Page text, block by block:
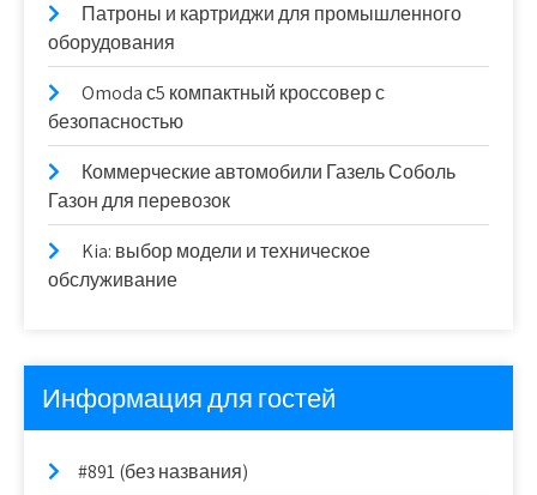
Патроны и картриджи для промышленного
оборудования
Omoda с5 компактный кроссовер с
безопасностью
Коммерческие автомобили Газель Соболь
Газон для перевозок
Kia: выбор модели и техническое
обслуживание
Информация для гостей
#891 (без названия)